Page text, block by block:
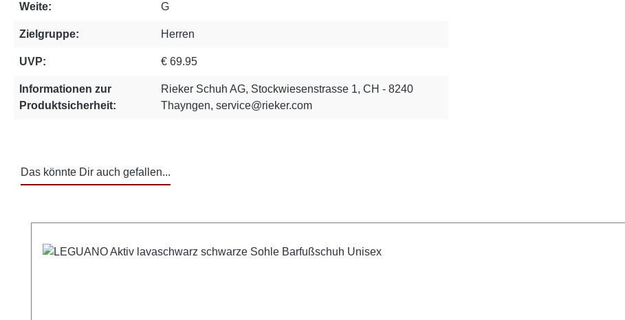
Weite: G
Zielgruppe: Herren
UVP: € 69.95
Informationen zur
Produktsicherheit:
Rieker Schuh AG, Stockwiesenstrasse 1, CH - 8240
Thayngen, service@rieker.com
Das könnte Dir auch gefallen...